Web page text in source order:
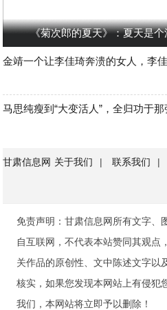
《菊次郎的夏天》：夏天是
金靖一个让李佳琦奔溃的女人，李
马思纯瘦到“大变活人”，全归功于那
甘肃信息网 关于我们 | 联系我们 |
免责声明：甘肃信息网所有文字、
自互联网，不代表本站赞同其观点
关作品的原创性、文中陈述文字以
核实，如果您发现本网站上有侵犯
我们，本网站将立即予以删除！